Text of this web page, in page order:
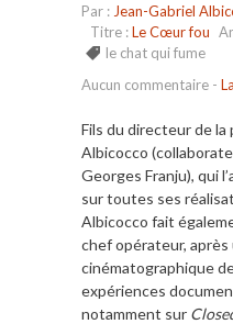
Par : Jean-Gabriel
Titre :Le Cœur fou
le chat qui fume
Aucun commentaire -
Fils du directeur de
Albicocco
Georges Franju), qui
sur toutes ses
Albicocco fait
chef opérateur, après
cinématographique
expériences
notamment sur